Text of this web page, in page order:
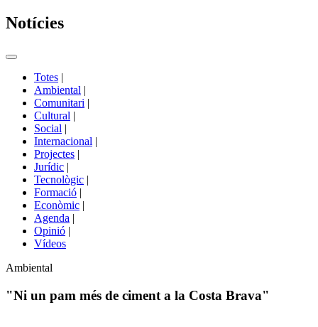
Notícies
Commutador
portals
Totes |
Ambiental |
Comunitari |
Cultural |
Social |
Internacional |
Projectes |
Jurídic |
Tecnològic |
Formació |
Econòmic |
Agenda |
Opinió |
Vídeos
Àmbit
la
Ambiental
"Ni un pam més de ciment a la Costa Brava"